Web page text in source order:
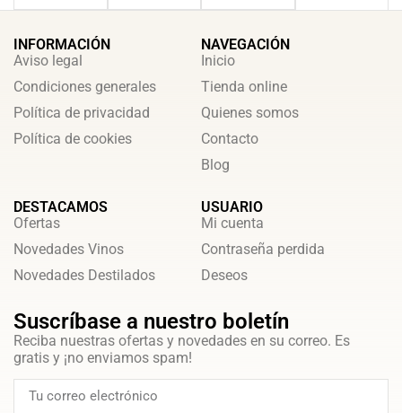
INFORMACIÓN
Aviso legal
Condiciones generales
Política de privacidad
Política de cookies
NAVEGACIÓN
Inicio
Tienda online
Quienes somos
Contacto
Blog
DESTACAMOS
Ofertas
Novedades Vinos
Novedades Destilados
USUARIO
Mi cuenta
Contraseña perdida
Deseos
Suscríbase a nuestro boletín
Reciba nuestras ofertas y novedades en su correo. Es
gratis y ¡no enviamos spam!